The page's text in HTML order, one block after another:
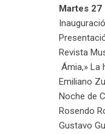
Martes 27
Revista
Ámia,» La
Emiliano
Noche de
Rosendo
Gustavo